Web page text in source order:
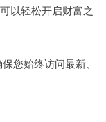
以轻松开启财富之
您始终访问最新、